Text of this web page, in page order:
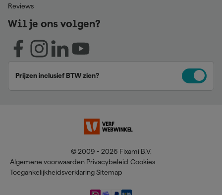
Reviews
Wil je ons volgen?
Prijzen inclusief BTW zien?
© 2009 - 2026 Fixami B.V.
Algemene voorwaarden Privacybeleid Cookies
Toegankelijkheidsverklaring Sitemap